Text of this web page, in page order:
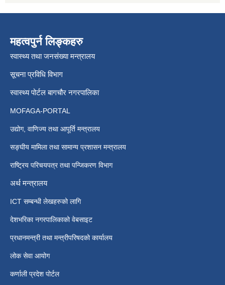
महत्वपुर्न लिङ्कहरु
स्वास्थ्य तथा जनसंख्या मन्त्रालय
सूचना प्रविधि विभाग
स्वास्थ्य पोर्टल बागचौर नगरपालिका
MOFAGA-PORTAL
उद्योग, वाणिज्य तथा आपूर्ति मन्त्रालय
सङ्घीय मामिला तथा सामान्य प्रशासन मन्त्रालय
राष्ट्रिय परिचयपत्र तथा पन्जिकरण विभाग
अर्थ मन्त्रालय
ICT सम्बन्धी लेखहरुको लागि
देशभरिका नगरपालिकाको वेबसाइट
प्रधानमन्त्री तथा मन्त्रीपरिषदको कार्यालय
लोक सेवा आयोग
कर्णाली प्रदेश पोर्टल